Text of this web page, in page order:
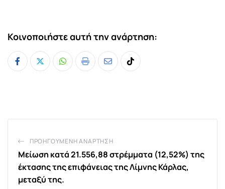
Κοινοποιήστε αυτή την ανάρτηση:
Whatsapp
Print
ShareTiktok
ΠΡΟΗΓΟΎΜΕΝΗ ΑΝΆΡΤΗΣΗ
Μείωση κατά 21.556,88 στρέμματα (12,52%) της
έκτασης της επιφάνειας της Λίμνης Κάρλας,
μεταξύ της.